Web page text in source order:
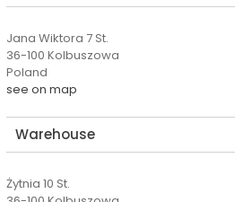
Jana Wiktora 7 St.
36-100 Kolbuszowa
Poland
see on map
Warehouse
Żytnia 10 St.